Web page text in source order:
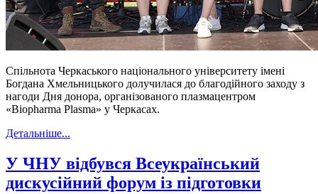
Спільнота Черкаського національного університету імені
Богдана Хмельницького долучилася до благодійного заходу з
нагоди Дня донора, організованого плазмацентром
«Biopharma Plasma» у Черкасах.
Детальніше...
У ЧНУ відбувся Всеукраїнський
дискусійний форум із підготовки